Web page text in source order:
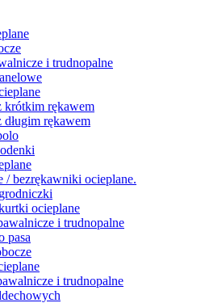
i trudnopalne
krótkim rękawem
rękawem
/ bezrękawniki ocieplane.
ocieplane
i trudnopalne
pasa
i trudnopalne